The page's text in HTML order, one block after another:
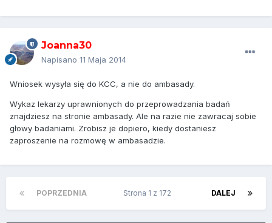
Joanna30
Napisano 11 Maja 2014
Wniosek wysyła się do KCC, a nie do ambasady.
Wykaz lekarzy uprawnionych do przeprowadzania badań
znajdziesz na stronie ambasady. Ale na razie nie zawracaj sobie
głowy badaniami. Zrobisz je dopiero, kiedy dostaniesz
zaproszenie na rozmowę w ambasadzie.
POPRZEDNIA DALEJ
Strona 1 z 172